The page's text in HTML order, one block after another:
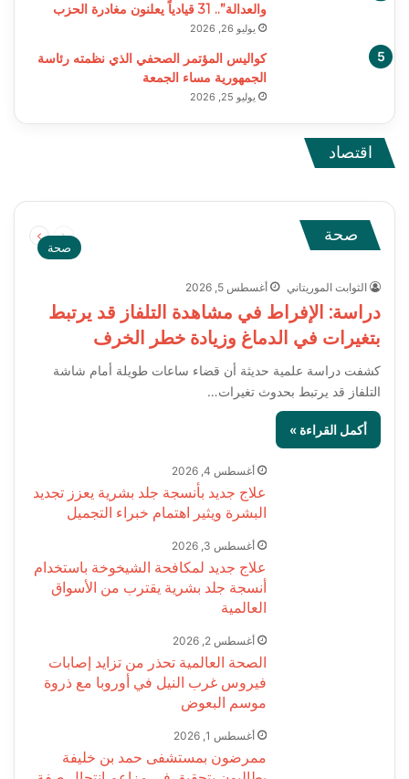
والعدالة”.. 31 قيادياً يعلنون مغادرة الحزب
يوليو 26, 2026
كواليس المؤتمر الصحفي الذي نظمته رئاسة
الجمهورية مساء الجمعة
يوليو 25, 2026
اقتصاد
أغسطس 1, 2026
يوليو 31, 2026
صحة الصفحةالصفحة
صحة
الثوابت الموريتاني أغسطس 5, 2026
دراسة: الإفراط في مشاهدة التلفاز قد يرتبط
بتغيرات في الدماغ وزيادة خطر الخرف
كشفت دراسة علمية حديثة أن قضاء ساعات طويلة أمام شاشة
التلفاز قد يرتبط بحدوث تغيرات…
أكمل القراءة »
أغسطس 4, 2026
علاج جديد بأنسجة جلد بشرية يعزز تجديد
البشرة ويثير اهتمام خبراء التجميل
أغسطس 3, 2026
علاج جديد لمكافحة الشيخوخة باستخدام
أنسجة جلد بشرية يقترب من الأسواق
العالمية
أغسطس 2, 2026
الصحة العالمية تحذر من تزايد إصابات
فيروس غرب النيل في أوروبا مع ذروة
موسم البعوض
أغسطس 1, 2026
ممرضون بمستشفى حمد بن خليفة